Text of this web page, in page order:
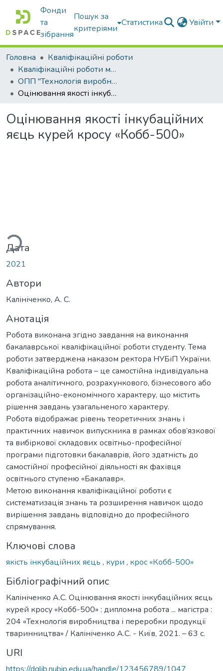
Фонди
та
зібрання
Пошук за
критеріями
Статистика Увійти
Головна
Кваліфікаційні роботи
Кваліфікаційні роботи магістрів
ОПП "Технологія виробництва і переробки продукції тваринництва"
Оцінювання якості інкубаційних яєць курей кросу «Кобб-500»
Оцінювання якості інкубаційних
яєць курей кросу «Кобб-500»
Дата
2021
Автори
Калініченко, А. С.
Анотація
Робота виконана згідно завдання на виконання
бакалаврської кваліфікаційної роботи студенту. Тема
роботи затверджена наказом ректора НУБіП України.
Кваліфікаційна робота – це самостійна індивідуальна
робота аналітичного, розрахункового, бізнесового або
організаційно-економічного характеру, що містить
рішення завдань узагальненого характеру.
Робота відображає рівень теоретичних знань і
практичних навичок випускника в рамках обов’язкової
та вибіркової складових освітньо-професійної
програми підготовки бакалаврів, його здатність до
самостійної професійної діяльності як фахівця
освітнього ступеню «Бакалавр».
Метою виконання кваліфікаційної роботи є
систематизація знань та розширення навичок щодо
вирішення завдань відповідно до професійного
спрямування.
Ключові слова
якість інкубаційних яєць , кури , крос «Кобб-500»
Бібліографічний опис
Калініченко А.С. Оцінювання якості інкубаційних яєць
курей кросу «Кобб-500» : дипломна робота ... магістра :
204 «Технологія виробництва і переробки продукції
тваринництва» / Калініченко А.С. - Київ, 2021. – 63 с.
URI